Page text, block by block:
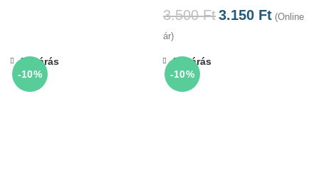
3.500Ft3.150 Ft (Online
ár)
-10%
Bezárás
-10%
Bezárás